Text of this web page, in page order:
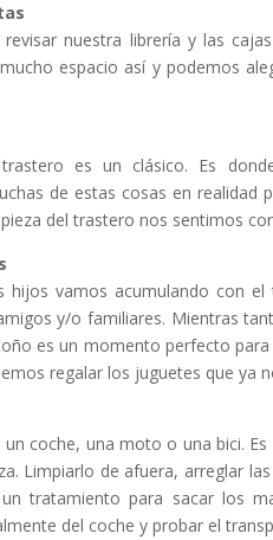
nuestra librería y las
espacio así y podemos
es un clásico. Es
de estas cosas en
del trastero nos sentimos
hijos vamos acumulando con
y/o familiares. Mientras
es un momento perfecto
regalar los juguetes que ya
coche, una moto o una bici.
Limpiarlo de afuera, arreglar
tratamiento para sacar los
del coche y probar el